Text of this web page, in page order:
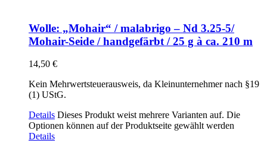
Wolle: „Mohair“ / malabrigo – Nd 3.25-5/
Mohair-Seide / handgefärbt / 25 g à ca. 210 m
14,50 €
Kein Mehrwertsteuerausweis, da Kleinunternehmer nach §19
(1) UStG.
Details Dieses Produkt weist mehrere Varianten auf. Die
Optionen können auf der Produktseite gewählt werden
Details